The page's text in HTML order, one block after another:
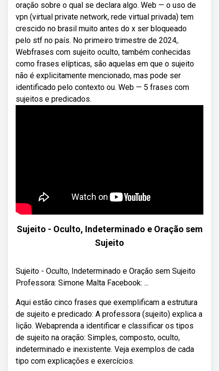
oração sobre o qual se declara algo. Web — o uso de
vpn (virtual private network, rede virtual privada) tem
crescido no brasil muito antes do x ser bloqueado
pelo stf no país. No primeiro trimestre de 2024,.
Webfrases com sujeito oculto, também conhecidas
como frases elípticas, são aquelas em que o sujeito
não é explicitamente mencionado, mas pode ser
identificado pelo contexto ou. Web — 5 frases com
sujeitos e predicados.
Sujeito - Oculto, Indeterminado e Oração sem
Sujeito
Sujeito - Oculto, Indeterminado e Oração sem Sujeito
Professora: Simone Malta Facebook: ...
Aqui estão cinco frases que exemplificam a estrutura
de sujeito e predicado: A professora (sujeito) explica a
lição. Webaprenda a identificar e classificar os tipos
de sujeito na oração: Simples, composto, oculto,
indeterminado e inexistente. Veja exemplos de cada
tipo com explicações e exercícios.